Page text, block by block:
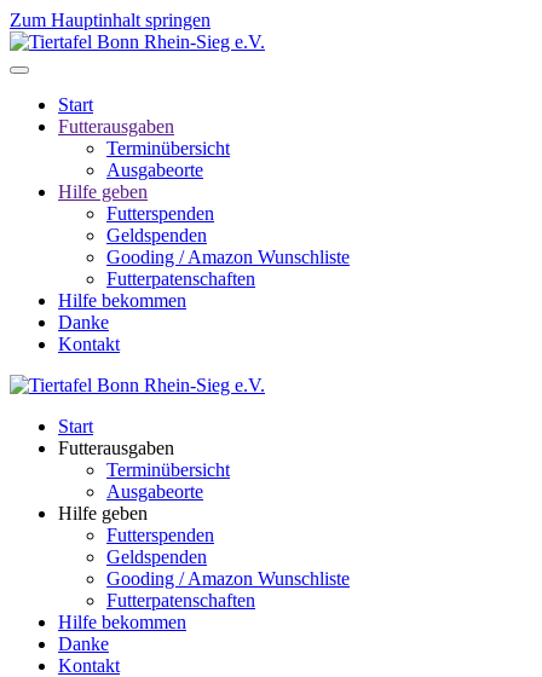
Zum Hauptinhalt springen
Start
Futterausgaben
Terminübersicht
Ausgabeorte
Hilfe geben
Futterspenden
Geldspenden
Gooding / Amazon Wunschliste
Futterpatenschaften
Hilfe bekommen
Danke
Kontakt
Start
Futterausgaben
Terminübersicht
Ausgabeorte
Hilfe geben
Futterspenden
Geldspenden
Gooding / Amazon Wunschliste
Futterpatenschaften
Hilfe bekommen
Danke
Kontakt